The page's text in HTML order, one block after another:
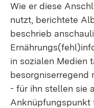
Wie er diese
nutzt, berichtete
beschrieb
in sozialen Medien
besorgniserregend
- für ihn stellen sie
Anknüpfungspunkt